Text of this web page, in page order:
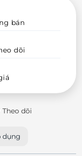
bán
dõi
Theo dõi
dụng